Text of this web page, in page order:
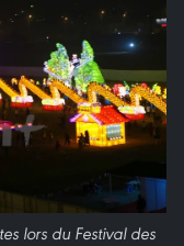
lors du Festival des